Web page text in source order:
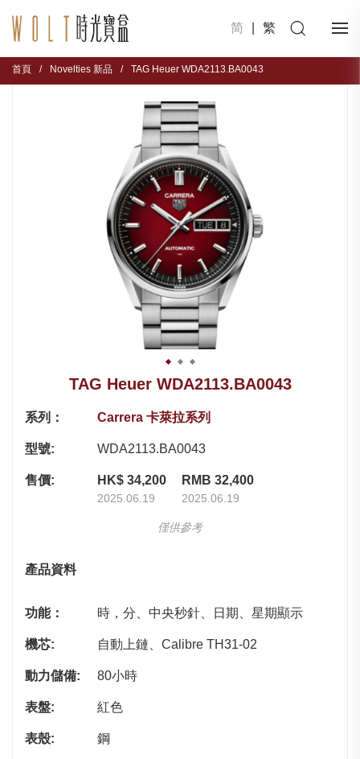
简 繁
首頁 / Novelties 新品 / TAG Heuer WDA2113.BA0043
TAG Heuer WDA2113.BA0043
系列： Carrera 卡萊拉系列
型號: WDA2113.BA0043
售價: HK$ 34,200
2025.06.19
RMB 32,400
2025.06.19
僅供參考
產品資料
功能： 時，分、中央秒針、日期、星期顯示
機芯: 自動上鏈、Calibre TH31-02
動力儲備: 80小時
表盤: 紅色
表殼: 鋼